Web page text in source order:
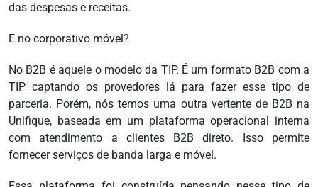
das despesas e receitas.
E no corporativo móvel?
No B2B é aquele o modelo da TIP. É um formato B2B com a
TIP captando os provedores lá para fazer esse tipo de
parceria. Porém, nós temos uma outra vertente de B2B na
Unifique, baseada em um plataforma operacional interna
com atendimento a clientes B2B direto. Isso permite
fornecer serviços de banda larga e móvel.